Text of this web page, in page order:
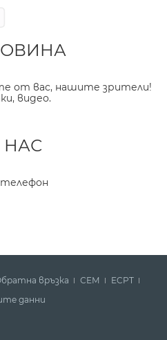
от вас, нашите зрители!
видео.
НАС
телефон
връзка СЕМ
ECPT
данни